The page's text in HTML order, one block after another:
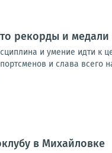
рекорды и медали
и умение идти
и слава всего
в Михайловке